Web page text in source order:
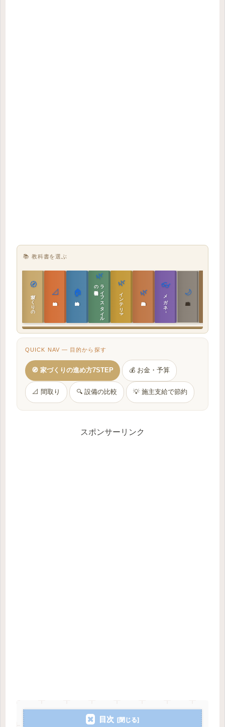
📚 教科書を選ぶ
🧭
家づくりの教科書 📐
実施設計の教科書
🏠
性能設計の教科書
🌿
ラ
イ
フ
ス
タ
イ
ル
の
教科書 🌿
インテリア設計 🌿
敷地設計の教科書
👓
メガネ｜転職 🌙
建築思想の教科書
QUICK NAV — 目的から探す
🧭 家づくりの進め方7STEP 💰 お金・予算
📐 間取り 🔍 設備の比較 💡 施主支給で節約
スポンサーリンク
目次